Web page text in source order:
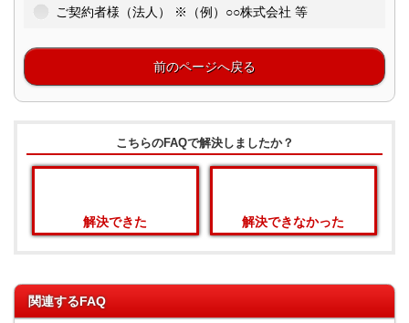
ご契約者様（法人） ※（例）○○株式会社 等
前のページへ戻る
こちらのFAQで解決しましたか？
解決できた 解決できなかった
関連するFAQ